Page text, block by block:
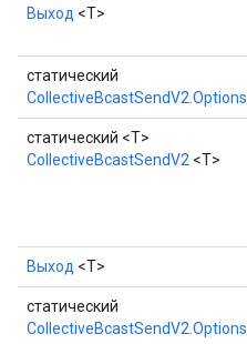
Выход <Т>
статический
CollectiveBcastSendV2.Options
статический <T>
CollectiveBcastSendV2 <T>
Выход <Т>
статический
CollectiveBcastSendV2.Options